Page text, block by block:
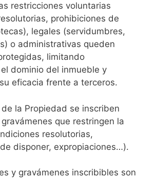
restricciones voluntarias
prohibiciones de
legales (servidumbres,
o administrativas queden
limitando
dominio del inmueble y
eficacia frente a terceros.
de la Propiedad se inscriben
que restringen la
resolutorias,
disponer, expropiaciones…).
y gravámenes inscribibles son